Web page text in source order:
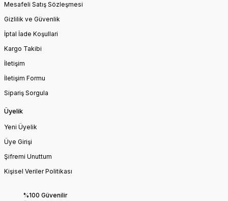
Mesafeli Satış Sözleşmesi
Gizlilik ve Güvenlik
İptal İade Koşullari
Kargo Takibi
İletişim
İletişim Formu
Sipariş Sorgula
Üyelik
Yeni Üyelik
Üye Girişi
Şifremi Unuttum
Kişisel Veriler Politikası
%100 Güvenilir